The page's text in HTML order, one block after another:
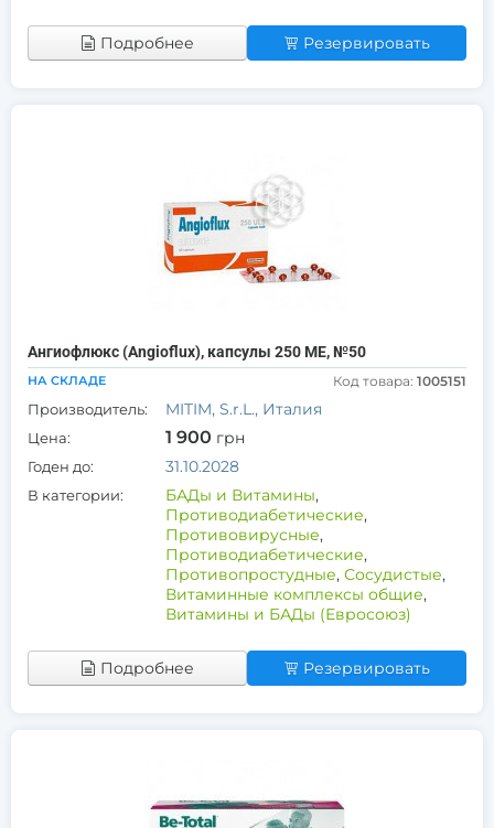
Подробнее Резервировать
Ангиофлюкс (Angioflux), капсулы 250 МЕ, №50
НА СКЛАДЕ Код товара: 1005151
Производитель: MITIM, S.r.L., Италия
Цена: 1 900 грн
Годен до: 31.10.2028
В категории: БАДы и Витамины,
Противодиабетические,
Противовирусные,
Противодиабетические,
Противопростудные, Сосудистые,
Витаминные комплексы общие,
Витамины и БАДы (Евросоюз)
Подробнее Резервировать